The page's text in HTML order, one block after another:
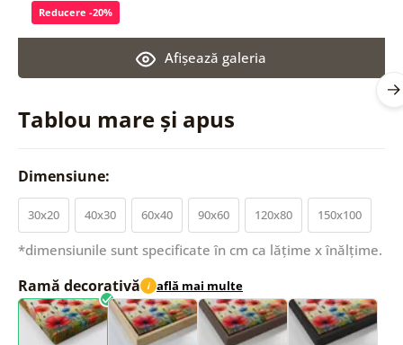
Tablou mare și apus
Afişează galeria
Reducere -20%
Dimensiune:
30x20 40x30 60x40 90x60 120x80 150x100
*dimensiunile sunt specificate în cm ca lățime x înălțime.
Ramă decorativă i află mai multe